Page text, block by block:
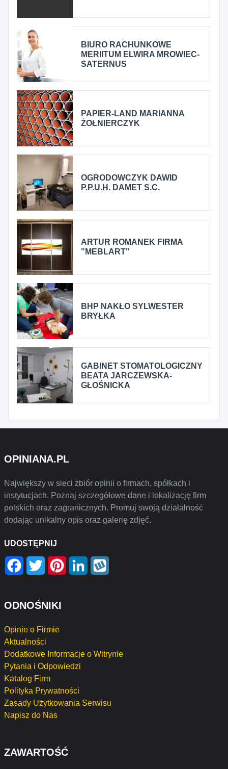
BIURO RACHUNKOWE
MERIITUM ELWIRA MROWIEC-
SATERNUS
PAPIER-LAND MARIANNA
ŻOŁNIERCZYK
OGRODOWCZYK DAWID
P.P.U.H. DAMET S.C.
ARTUR ROMANEK FIRMA
"MEBLART"
BHP NAKŁO SYLWESTER
BRYŁKA
GABINET STOMATOLOGICZNY
BEATA JARCZEWSKA-
GŁOŚNICKA
OPINIANA.PL
Największy w sieci zbiór opinii o firmach, spółkach i
instytucjach. Poznaj szczegółowe dane i lokalizację firm
polskich oraz zagranicznych. Promuj swoją działalność
dodając unikalny opis oraz galerię zdjęć.
UDOSTĘPNIJ
Facebook
Twitter PinterestLinkedIn
ODNOŚNIKI
Opinie o Firmie
Aktualności
Dodatkowe Informacje o Witrynie
Pytania i Odpowiedzi
Katalog Firm
Polityka Prywatności
Zasady Użytkowania Serwisu
Napisz do Nas
ZAWARTOŚĆ